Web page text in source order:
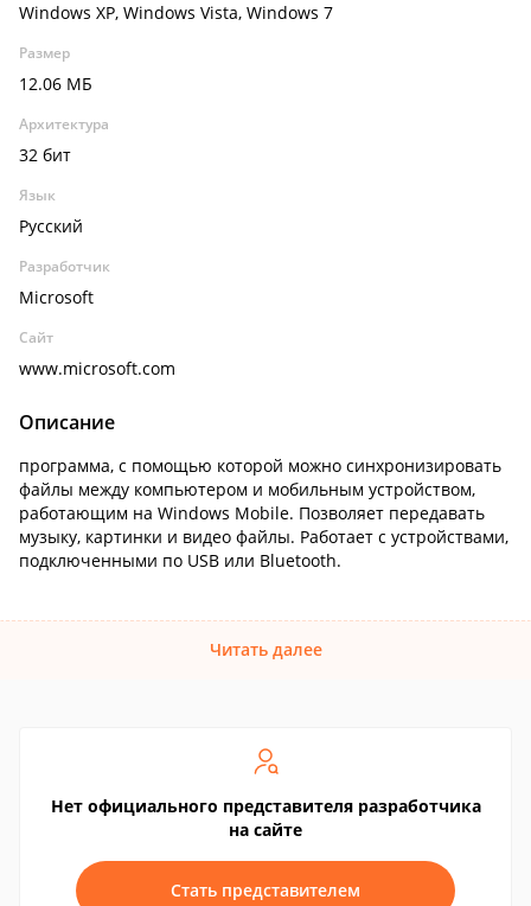
Windows XP, Windows Vista, Windows 7
Размер
12.06 МБ
Архитектура
32 бит
Язык
Русский
Разработчик
Microsoft
Сайт
www.microsoft.com
Описание
программа, с помощью которой можно синхронизировать
файлы между компьютером и мобильным устройством,
работающим на Windows Mobile. Позволяет передавать
музыку, картинки и видео файлы. Работает с устройствами,
подключенными по USB или Bluetooth.
Читать далее
Нет официального представителя разработчика
на сайте
Стать представителем